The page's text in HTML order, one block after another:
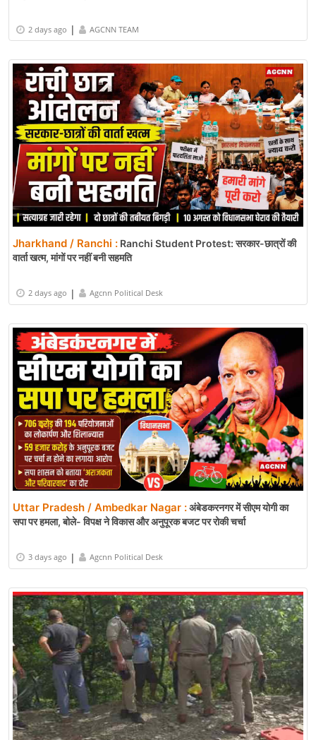
2 days ago | AGCNN TEAM
Jharkhand / Ranchi : Ranchi Student Protest: सरकार-छात्रों की
वार्ता खत्म, मांगों पर नहीं बनी सहमति
2 days ago | Agcnn Political Desk
Uttar Pradesh / Ambedkar Nagar :अंबेडकरनगर में सीएम योगी का
सपा पर हमला, बोले- विपक्ष ने विकास और अनुपूरक बजट पर रोकी चर्चा
3 days ago | Agcnn Political Desk